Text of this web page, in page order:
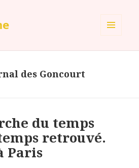
des Goncourt
du temps
retrouvé.
Paris